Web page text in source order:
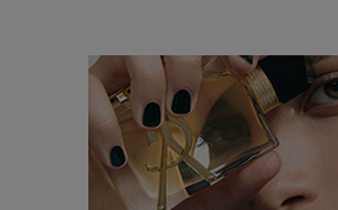
Contenido principal